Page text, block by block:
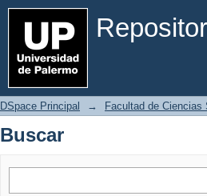
Buscar
DSpace Principal → Facultad de Ciencias
Buscar